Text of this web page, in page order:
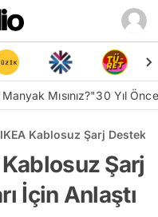
Mısınız?"30 Yıl
Kablosuz Şarj Destekli
Şarj
İçin Anlaştı